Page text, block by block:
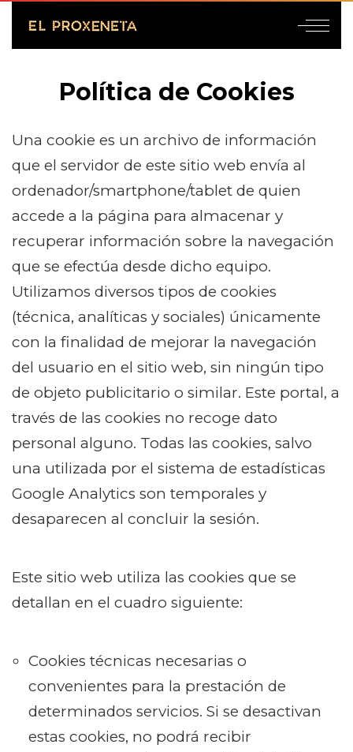
Política de Cookies
Una cookie es un archivo de información
que el servidor de este sitio web envía al
ordenador/smartphone/tablet de quien
accede a la página para almacenar y
recuperar información sobre la navegación
que se efectúa desde dicho equipo.
Utilizamos diversos tipos de cookies
(técnica, analíticas y sociales) únicamente
con la finalidad de mejorar la navegación
del usuario en el sitio web, sin ningún tipo
de objeto publicitario o similar. Este portal, a
través de las cookies no recoge dato
personal alguno. Todas las cookies, salvo
una utilizada por el sistema de estadísticas
Google Analytics son temporales y
desaparecen al concluir la sesión.
Este sitio web utiliza las cookies que se
detallan en el cuadro siguiente:
Cookies técnicas necesarias o
convenientes para la prestación de
determinados servicios. Si se desactivan
estas cookies, no podrá recibir